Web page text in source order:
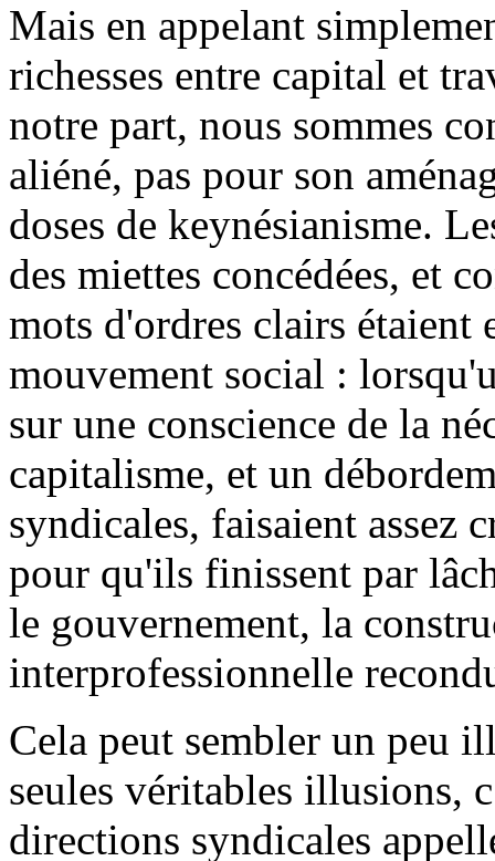
Mais en appelant
richesses entre capital et
notre part, nous sommes
aliéné, pas pour son
doses de keynésianisme.
des miettes concédées, et
mots d'ordres clairs étaient
mouvement social :
sur une conscience de la
capitalisme, et un
syndicales, faisaient assez
pour qu'ils finissent par
le gouvernement, la
interprofessionnelle
Cela peut sembler un peu
seules véritables illusions,
directions syndicales